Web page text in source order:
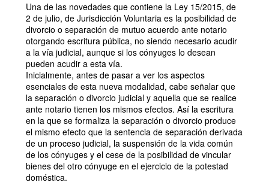
Una de las novedades que contiene la Ley 15/2015, de
2 de julio, de Jurisdicción Voluntaria es la posibilidad de
divorcio o separación de mutuo acuerdo ante notario
otorgando escritura pública, no siendo necesario acudir
a la vía judicial, aunque si los cónyuges lo desean
pueden acudir a esta vía.
Inicialmente, antes de pasar a ver los aspectos
esenciales de esta nueva modalidad, cabe señalar que
la separación o divorcio judicial y aquella que se realice
ante notario tienen los mismos efectos. Así la escritura
en la que se formaliza la separación o divorcio produce
el mismo efecto que la sentencia de separación derivada
de un proceso judicial, la suspensión de la vida común
de los cónyuges y el cese de la posibilidad de vincular
bienes del otro cónyuge en el ejercicio de la potestad
doméstica.